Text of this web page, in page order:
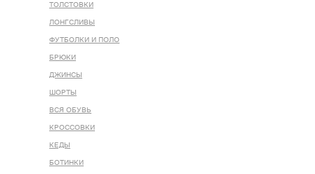
ТОЛСТОВКИ
ЛОНГСЛИВЫ
ФУТБОЛКИ И ПОЛО
БРЮКИ
ДЖИНСЫ
ШОРТЫ
ВСЯ ОБУВЬ
КРОССОВКИ
КЕДЫ
БОТИНКИ